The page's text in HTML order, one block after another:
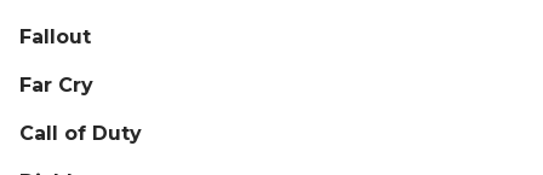
Fallout
Far Cry
Call of Duty